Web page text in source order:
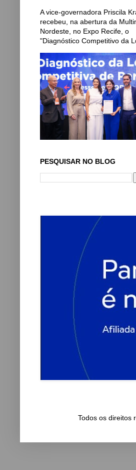
A vice-governadora Priscila
recebeu, na abertura da
Nordeste, no Expo Recife, o
"Diagnóstico Competitivo da
PESQUISAR NO BLOG
Todos os direitos